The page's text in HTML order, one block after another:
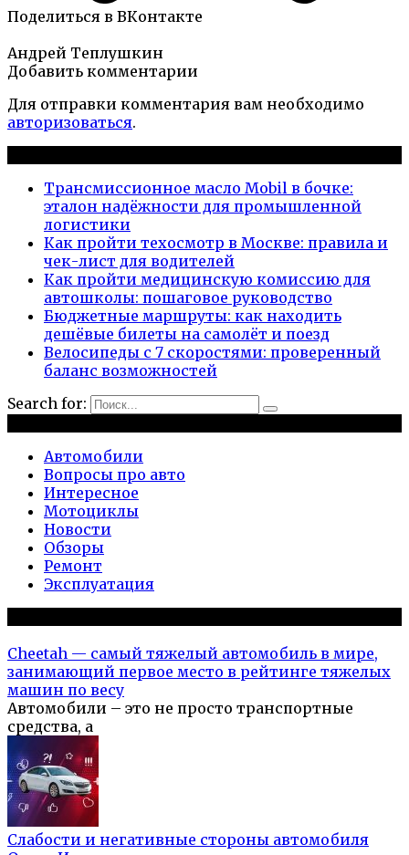
Поделиться в ВКонтакте
Андрей Теплушкин
Добавить комментарии
Для отправки комментария вам необходимо
авторизоваться.
Трансмиссионное масло Mobil в бочке:
эталон надёжности для промышленной
логистики
Как пройти техосмотр в Москве: правила и
чек-лист для водителей
Как пройти медицинскую комиссию для
автошколы: пошаговое руководство
Бюджетные маршруты: как находить
дешёвые билеты на самолёт и поезд
Велосипеды с 7 скоростями: проверенный
баланс возможностей
Search for:
Автомобили
Вопросы про авто
Интересное
Мотоциклы
Новости
Обзоры
Ремонт
Эксплуатация
Cheetah — самый тяжелый автомобиль в мире,
занимающий первое место в рейтинге тяжелых
машин по весу
Автомобили – это не просто транспортные
средства, а
Слабости и негативные стороны автомобиля